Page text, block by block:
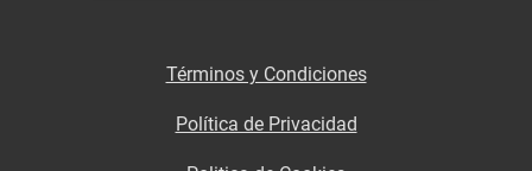
Términos y Condiciones
Política de Privacidad